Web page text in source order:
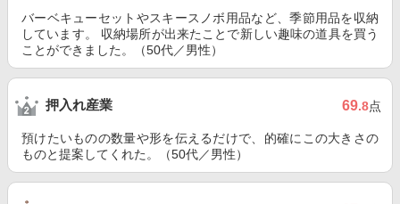
バーベキューセットやスキースノボ用品など、季節用品を収納
しています。 収納場所が出来たことで新しい趣味の道具を買う
ことができました。（50代／男性）
押入れ産業 69.8点
預けたいものの数量や形を伝えるだけで、的確にこの大きさの
ものと提案してくれた。（50代／男性）